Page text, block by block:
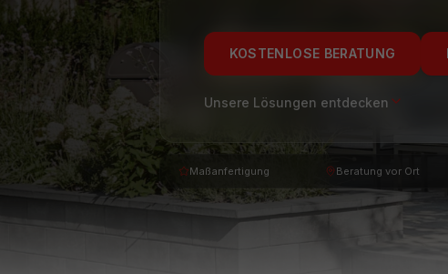
KOSTENLOSE BERATUNG
Unsere Lösungen entdecken
Maßanfertigung Beratung vor Ort